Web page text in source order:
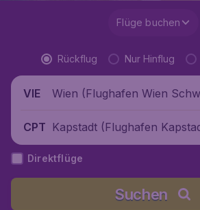
Flüge buchen
Rückflug Nur Hinflug
VIE
Wien (Flughafen Wien
CPT Kapstadt (Flughafen
Direktflüge
Suchen